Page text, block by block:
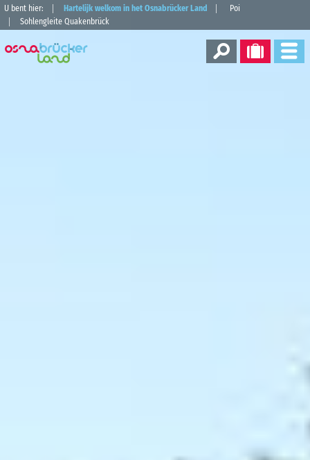
U bent hier: Hartelijk welkom in het Osnabrücker Land
Poi
Sohlengleite Quakenbrück